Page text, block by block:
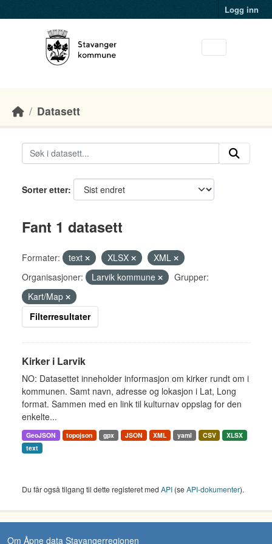
Logg inn
Datasett
Sorter etter
Fant 1 datasett
Formater: text XLSX
XML
Organisasjoner:
Larvik kommune
Grupper:
Kart/Map
Filterresultater
Kirker i Larvik
NO: Datasettet inneholder informasjon om kirker rundt om i
kommunen. Samt navn, adresse og lokasjon i Lat, Long
format. Sammen med en link til kulturnav oppslag for den
enkelte...
GeoJSON topojson gpx JSON XML yaml CSV
XLSX
text
Du får også tilgang til dette registeret med API (seAPI-dokumenter).
Om Åpne data Stavangerregionen